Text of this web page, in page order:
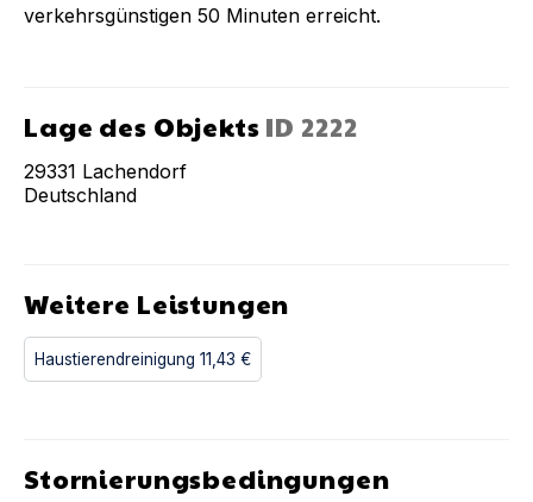
verkehrsgünstigen 50 Minuten erreicht.
Lage des Objekts ID 2222
29331 Lachendorf
Deutschland
Weitere Leistungen
Haustierendreinigung 11,43 €
Stornierungsbedingungen